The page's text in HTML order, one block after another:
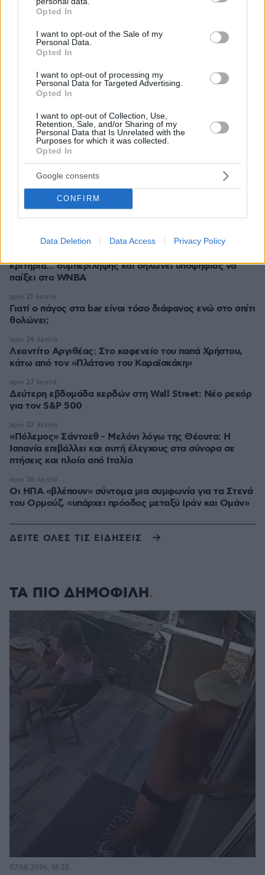
grant or deny consent to Google and its third-party tags to
use your data for below specified purposes in below Google
consent section.
Opted In
I want to opt-out of the Sale of my
Personal Data.
Opted In
I want to opt-out of processing my
Personal Data for Targeted Advertising.
Opted In
I want to opt-out of Collection, Use,
Retention, Sale, and/or Sharing of my
Personal Data that Is Unrelated with the
Purposes for which it was collected.
Opted In
Google consents
CONFIRM
Data Deletion Data Access Privacy Policy
Υπό έλεγχο η πυρκαγιά σε ισόγειο κατάστημα στο
Παλαιό Φάληρο, εκκενώθηκε προληπτικά πολυκατοικία
πριν 3 λεπτά
Όσμαν στις διακοπές τους στην Τουρκία, βίντεο
πριν 8 λεπτά
Φωτιά στη Σητεία στην περιοχή Αχλάδια, κοντά σε
πάρκο με ανεμογεννήτριες, πνέουν ισχυροί άνεμοι στην
πριν 10 λεπτά
Μπορεί ο σκύλος μας να πιει κρύο νερό; Τι πρέπει να
προσέξουμε με τα παγάκια
πριν 21 λεπτά
Βάλθηκε να τρελάνει κόσμο ο Καντέρ: Ο Τούρκος
κριτήρια... συμπερίληψης και δηλώνει υποψήφιος να
παίξει στο WNBA
Γιατί ο πάγος στα bar είναι τόσο διάφανος ενώ στο σπίτι
θολώνει;
πριν 21 λεπτά
Λεοντίτο Αργιθέας: Στο καφενείο του παπά Χρήστου,
κάτω από τον «Πλάτανο του Καραϊσκάκη»
πριν 26 λεπτά
Δεύτερη εβδομάδα κερδών στη Wall Street: Νέο ρεκόρ
για τον S&P 500
πριν 27 λεπτά
«Πόλεμος» Σάντσεθ - Μελόνι λόγω της Θέουτα: Η
Ισπανία επιβάλλει και αυτή έλεγχους στα σύνορα σε
πτήσεις και πλοία από Ιταλία
πριν 32 λεπτά
Οι ΗΠΑ «βλέπουν» σύντομα μια συμφωνία για τα Στενά
του Ορμούζ, «υπάρχει πρόοδος μεταξύ Ιράν και Ομάν»
πριν 36 λεπτά
ΔΕΙΤΕ ΟΛΕΣ ΤΙΣ ΕΙΔΗΣΕΙΣ
ΤΑ ΠΙΟ ΔΗΜΟΦΙΛΗ
07.08.2026, 18:22